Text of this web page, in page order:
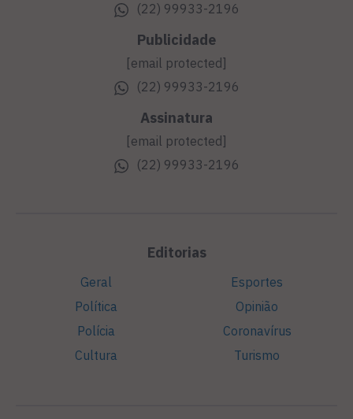
(22) 99933-2196
Publicidade
[email protected]
(22) 99933-2196
Assinatura
[email protected]
(22) 99933-2196
Editorias
Geral
Política
Polícia
Cultura
Esportes
Opinião
Coronavírus
Turismo